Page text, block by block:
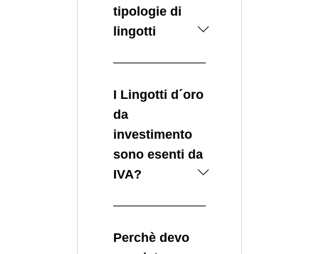
tipologie di
lingotti
I Lingotti d’oro si
in due macro-
categorie:
I lingotti d
´oro Fusi o
´oro Coniati
I lingotti d´oro
I Lingotti d´oro
da
investimento
sono esenti da
IVA?
La Risposta è SI
Nel commercio in
Perchè devo